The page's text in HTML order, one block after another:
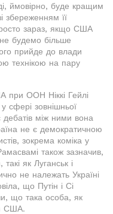
ймовірно, буде кращим
збереженням її
зараз, якщо США
будемо більше
прийде до влади
технікою на пару
при ООН Ніккі Гейлі
сфері зовнішньої
дебатів між ними вона
не є демократичною
зокрема коміка у
також зазначив,
як Луганськ і
не належать Україні
що Путін і Сі
що така особа, як
США.